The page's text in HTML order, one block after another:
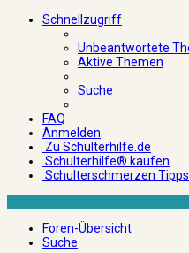
Schnellzugriff
Unbeantwortete
Aktive Themen
Suche
FAQ
Anmelden
Zu Schulterhilfe.de
Schulterhilfe® kaufen
Schulterschmerzen Tipps
Foren-Übersicht
Suche